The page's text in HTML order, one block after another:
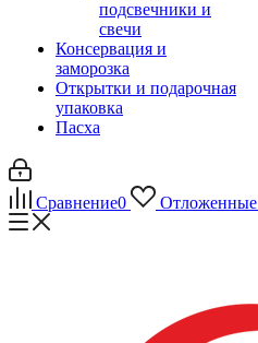
подсвечники и
свечи
Консервация и
заморозка
Открытки и подарочная
упаковка
Пасха
Сравнение0 Отложенные